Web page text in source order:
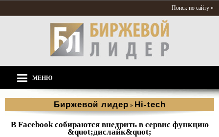
Поиск по сайту »
МЕНЮ
Биржевой лидер » Hi-tech
В Facebook собираются внедрить в сервис функцию
&quot;дислайк&quot;